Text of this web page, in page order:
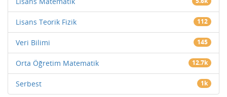
Lisans Teorik Fizik 112
Veri Bilimi 145
Orta Öğretim Matematik 12.7k
Serbest 1k